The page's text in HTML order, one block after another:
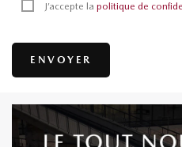
J’accepte la politique de